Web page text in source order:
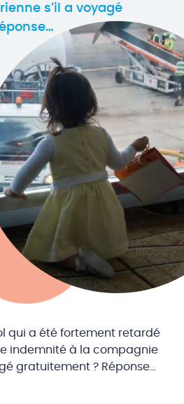
s’il a voyagé
qui a été fortement retardé
indemnité à la compagnie
gratuitement ? Réponse…